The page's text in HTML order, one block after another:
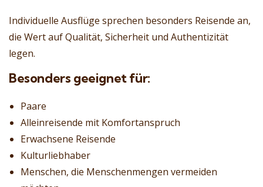
Individuelle Ausflüge sprechen besonders Reisende an,
die Wert auf Qualität, Sicherheit und Authentizität
legen.
Besonders geeignet für:
Paare
Alleinreisende mit Komfortanspruch
Erwachsene Reisende
Kulturliebhaber
Menschen, die Menschenmengen vermeiden